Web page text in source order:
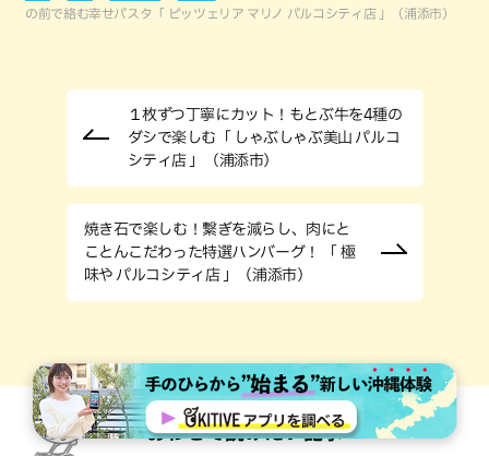
の前で絡む幸せパスタ「 ピッツェリア マリノ パルコシティ店 」（浦添市）
１枚ずつ丁寧にカット！もとぶ牛を4種の
ダシで楽しむ「 しゃぶしゃぶ美山 パルコ
シティ店 」（浦添市）
焼き石で楽しむ！繋ぎを減らし、肉にと
ことんこだわった特選ハンバーグ！ 「 極
味や パルコシティ店 」（浦添市）
あわせて読みたい記事